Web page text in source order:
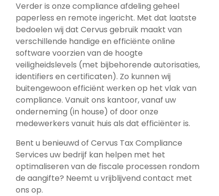
Verder is onze compliance afdeling geheel
paperless en remote ingericht. Met dat laatste
bedoelen wij dat Cervus gebruik maakt van
verschillende handige en efficiënte online
software voorzien van de hoogte
veiligheidslevels (met bijbehorende autorisaties,
identifiers en certificaten). Zo kunnen wij
buitengewoon efficiënt werken op het vlak van
compliance. Vanuit ons kantoor, vanaf uw
onderneming (in house) of door onze
medewerkers vanuit huis als dat efficiënter is.
Bent u benieuwd of Cervus Tax Compliance
Services uw bedrijf kan helpen met het
optimaliseren van de fiscale processen rondom
de aangifte? Neemt u vrijblijvend contact met
ons op.